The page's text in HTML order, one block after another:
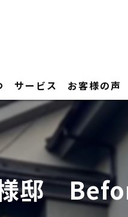
サービス お客様の声
邸